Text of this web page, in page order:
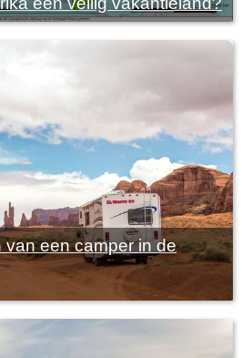
van een camper in de